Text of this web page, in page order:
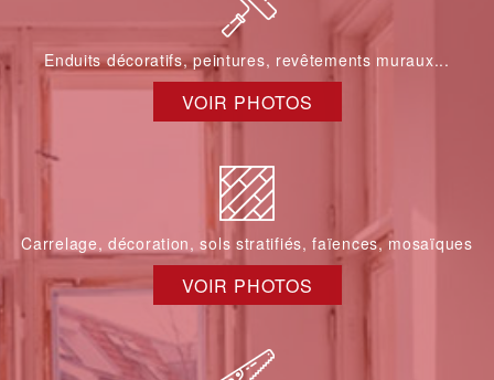
Enduits décoratifs, peintures, revêtements muraux...
VOIR PHOTOS
Carrelage, décoration, sols stratifiés, faïences, mosaïques
VOIR PHOTOS